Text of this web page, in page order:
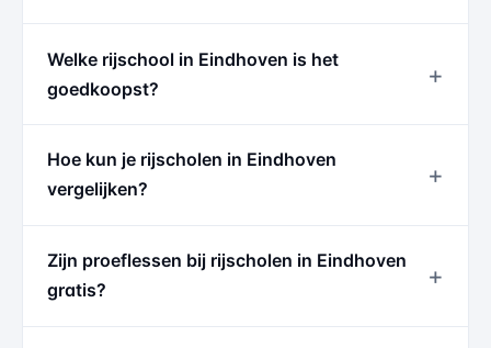
Welke rijschool in Eindhoven is het
goedkoopst?
Hoe kun je rijscholen in Eindhoven
vergelijken?
Zijn proeflessen bij rijscholen in Eindhoven
gratis?